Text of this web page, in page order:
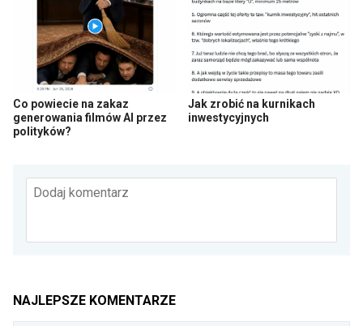
Co powiecie na zakaz
generowania filmów AI przez
polityków?
Jak zrobić na kurnikach
inwestycyjnych
Dodaj komentarz
NAJLEPSZE KOMENTARZE